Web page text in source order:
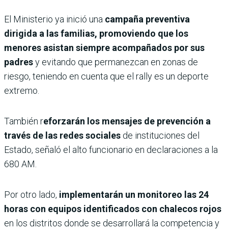
El Ministerio ya inició una campaña preventiva
dirigida a las familias, promoviendo que los
menores asistan siempre acompañados por sus
padresy evitando que permanezcan en zonas de
riesgo, teniendo en cuenta que el rally es un deporte
extremo.
También reforzarán los mensajes de prevención a
través de las redes sociales de instituciones del
Estado, señaló el alto funcionario en declaraciones a la
680 AM.
Por otro lado, implementarán un monitoreo las 24
horas con equipos identificados con chalecos rojos
en los distritos donde se desarrollará la competencia y